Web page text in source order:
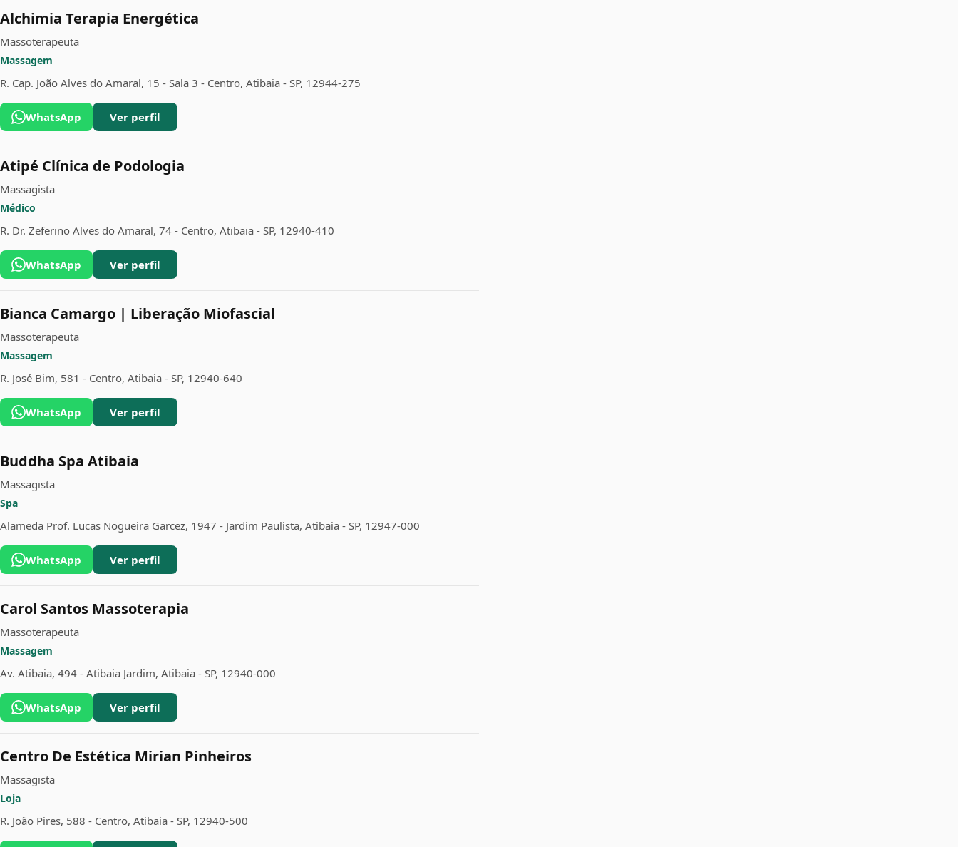
Alchimia Terapia Energética
Massoterapeuta
Massagem
R. Cap. João Alves do Amaral, 15 - Sala 3 - Centro, Atibaia - SP, 12944-275
WhatsApp Ver perfil
Atipé Clínica de Podologia
Massagista
Médico
R. Dr. Zeferino Alves do Amaral, 74 - Centro, Atibaia - SP, 12940-410
WhatsApp Ver perfil
Bianca Camargo | Liberação Miofascial
Massoterapeuta
Massagem
R. José Bim, 581 - Centro, Atibaia - SP, 12940-640
WhatsApp Ver perfil
Buddha Spa Atibaia
Massagista
Spa
Alameda Prof. Lucas Nogueira Garcez, 1947 - Jardim Paulista, Atibaia - SP, 12947-000
WhatsApp Ver perfil
Carol Santos Massoterapia
Massoterapeuta
Massagem
Av. Atibaia, 494 - Atibaia Jardim, Atibaia - SP, 12940-000
WhatsApp Ver perfil
Centro De Estética Mirian Pinheiros
Massagista
Loja
R. João Pires, 588 - Centro, Atibaia - SP, 12940-500